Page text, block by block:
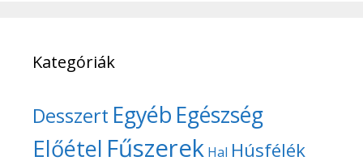
Kategóriák
Desszert Egyéb Egészség
Előétel Fűszerek Hal Húsfélék